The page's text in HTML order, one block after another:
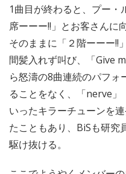
1曲目が終わると、プー・
席ーーー!!」とお客さんに
そのままに「２階ーーー!!
間髪入れず叫び、「Give
ら怒濤の8曲連続のパフォ
ることをなく、「nerve」
いったキラーチューンを
たこともあり、BiSも研究
駆け抜ける。